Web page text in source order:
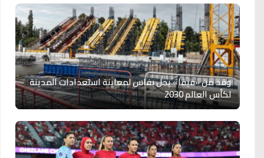
وفد من «فيفا» يحل بفاس لمعاينة استعدادات المدينة
لكأس العالم 2030